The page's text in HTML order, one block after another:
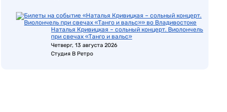
Наталья Кривицкая – сольный концерт. Виолончель
при свечах «Танго и вальс»
Четверг, 13 августа 2026
Студия В Ретро